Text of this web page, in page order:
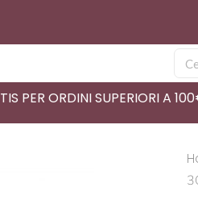
PER ORDINI SUPERIORI A